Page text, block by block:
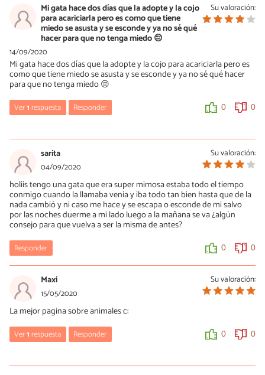
Su valoración:
Mi gata hace dos días que la adopte y la cojo
para acariciarla pero es como que tiene
miedo se asusta y se esconde y ya no sé qué
hacer para que no tenga miedo 😔
14/09/2020
Mi gata hace dos días que la adopte y la cojo para acariciarla pero es
como que tiene miedo se asusta y se esconde y ya no sé qué hacer
para que no tenga miedo 😔
Ver1respuesta Responder 0 0
Hola, yo también he adoptado, en mi caso 2 gatos hermanos
super asustadizos que siempre están escondidos. Me han dicho
que tengo que darles tiempo y no atosigarles, que cuando se
sientan seguros vendrán a mi. Mientras tanto intento crear un
buen clima, sin mucho ruido, hablandole suavemente, etc.
También le doy un poco de comida con la mano. Me han dicho
que puedo tardar semanas o incluso meses en notar un cambio
usaré Felaway en spray a ver que tal y si poco a poco voy
notando mejoria.
0 0
Su valoración:
sarita
04/09/2020
holiis tengo una gata que era super mimosa estaba todo el tiempo
conmigo cuando la llamaba venia y iba todo tan bien hasta que de la
nada cambió y ni caso me hace y se escapa o esconde de mi salvo
por las noches duerme a mi lado luego a la mañana se va ¿algún
consejo para que vuelva a ser la misma de antes?
Responder 0 0
Su valoración:
Maxi
15/05/2020
La mejor pagina sobre animales c:
Ver1respuesta Responder 0 0